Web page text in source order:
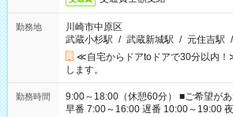
勤務地
川崎市中原区
武蔵小杉駅 / 武蔵新城駅 / 元住吉駅 /
≪自宅からドアtoドアで30分以内
します。
勤務時間
9:00～18:00（休憩60分） ■ご希望があれば下記シフトもOK！
早番 7:00～16:00 遅番 10:00～19:00 夜勤